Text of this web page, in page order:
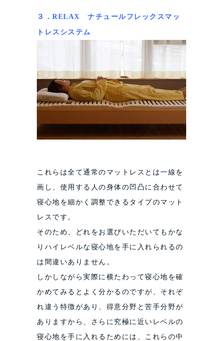
３．RELAX ナチュールフレックスマッ
トレスシステム
これらは全て通常のマットレスとは一線を
画し、使用する人の身体の凹凸に合わせて
寝心地を細かく調整できるタイプのマット
レスです。
そのため、どれをお選びいただいてもかな
りハイレベルな寝心地を手に入れられるの
は間違いありません。
しかしながら実際に横たわって寝心地を確
かめてみるとよく分かるのですが、それぞ
れ違う特徴があり、得意分野と苦手分野が
ありますから、さらに究極に近いレベルの
寝心地を手に入れるためには、これらの中